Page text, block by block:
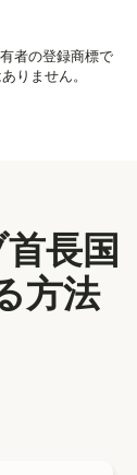
者の登録商標で
りません。
長国
方法